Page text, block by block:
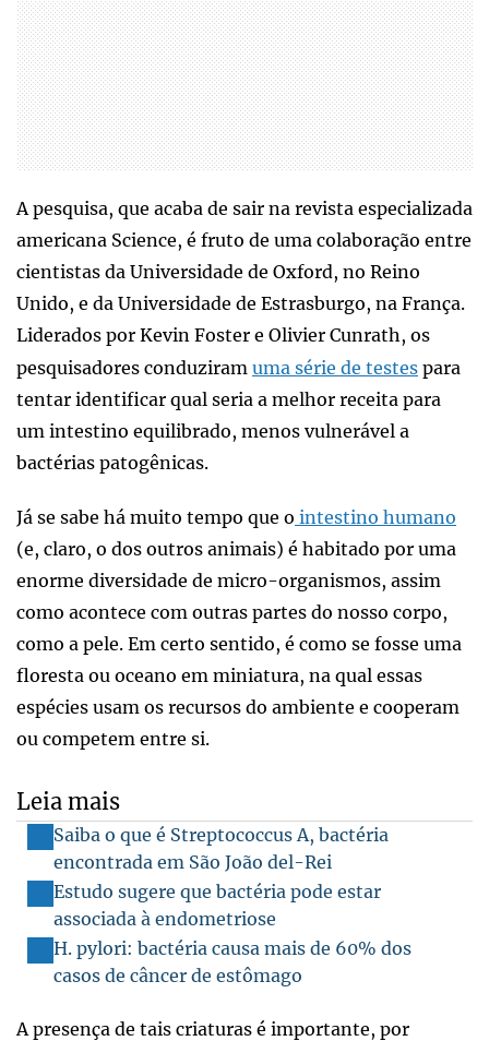
A pesquisa, que acaba de sair na revista especializada
americana Science, é fruto de uma colaboração entre
cientistas da Universidade de Oxford, no Reino
Unido, e da Universidade de Estrasburgo, na França.
Liderados por Kevin Foster e Olivier Cunrath, os
pesquisadores conduziram uma série de testes para
tentar identificar qual seria a melhor receita para
um intestino equilibrado, menos vulnerável a
bactérias patogênicas.
Já se sabe há muito tempo que o intestino humano
(e, claro, o dos outros animais) é habitado por uma
enorme diversidade de micro-organismos, assim
como acontece com outras partes do nosso corpo,
como a pele. Em certo sentido, é como se fosse uma
floresta ou oceano em miniatura, na qual essas
espécies usam os recursos do ambiente e cooperam
ou competem entre si.
Leia mais
Saiba o que é Streptococcus A, bactéria
encontrada em São João del-Rei
Estudo sugere que bactéria pode estar
associada à endometriose
H. pylori: bactéria causa mais de 60% dos
casos de câncer de estômago
A presença de tais criaturas é importante, por